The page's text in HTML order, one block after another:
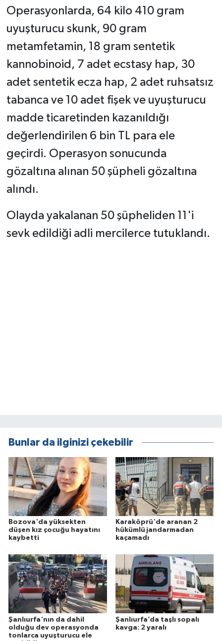
Operasyonlarda, 64 kilo 410 gram
uyuşturucu skunk, 90 gram
metamfetamin, 18 gram sentetik
kannobinoid, 7 adet ecstasy hap, 30
adet sentetik ecza hap, 2 adet ruhsatsız
tabanca ve 10 adet fişek ve uyuşturucu
madde ticaretinden kazanıldığı
değerlendirilen 6 bin TL para ele
geçirdi. Operasyon sonucunda
gözaltına alınan 50 şüpheli gözaltına
alındı.
Olayda yakalanan 50 şüpheliden 11'i
sevk edildiği adli mercilerce tutuklandı.
Bunlar da ilginizi çekebilir
Bozova'da yüksekten
düşen kız çocuğu hayatını
kaybetti
Karaköprü'de aranan 2
hükümlü jandarmadan
kaçamadı
Şanlıurfa'nın da dahil
olduğu dev operasyonda
tonlarca uyuşturucu ele
Şanlıurfa’da taşlı sopalı
kavga: 2 yaralı